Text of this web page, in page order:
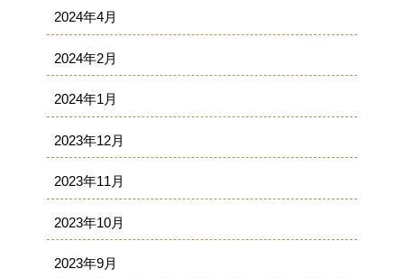
2024年4月
2024年2月
2024年1月
2023年12月
2023年11月
2023年10月
2023年9月